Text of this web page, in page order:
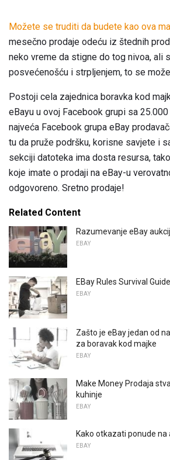
Možete se truditi da budete kao ova
mesečno prodaje odeću iz štednih
neko vreme da stigne do tog nivoa, ali
posvećenošću i strpljenjem, to se
Postoji cela zajednica boravka kod
eBayu u ovoj Facebook grupi sa 25.000
najveća Facebook grupa eBay
tu da pruže podršku, korisne savjete i
sekciji datoteka ima dosta resursa,
koje imate o prodaji na eBay-u
odgovoreno. Sretno prodaje!
Related Content
Razumevanje eBay
EBAY
EBay Rules Survival
EBAY
Zašto je eBay jedan od
za boravak kod majke
EBAY
Make Money Prodaja
kuhinje
EBAY
Kako otkazati ponude na
EBAY